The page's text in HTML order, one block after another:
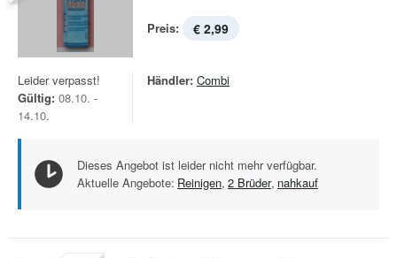
Preis: € 2,99
Leider verpasst!
Gültig: 08.10. -
14.10.
Händler: Combi
Dieses Angebot ist leider nicht mehr verfügbar.
Aktuelle Angebote: Reinigen, 2 Brüder, nahkauf